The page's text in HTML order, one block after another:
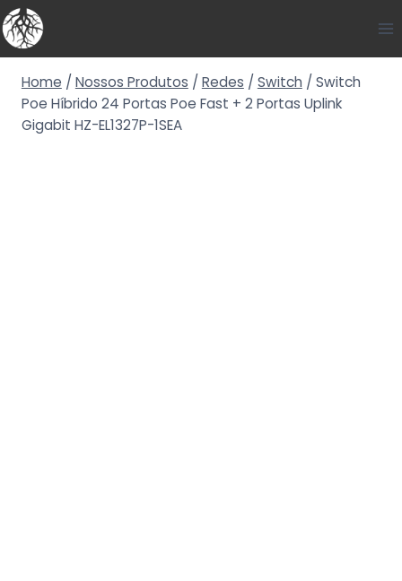
Home / Nossos Produtos / Redes / Switch / Switch
Poe Híbrido 24 Portas Poe Fast + 2 Portas Uplink
Gigabit HZ-EL1327P-1SEA